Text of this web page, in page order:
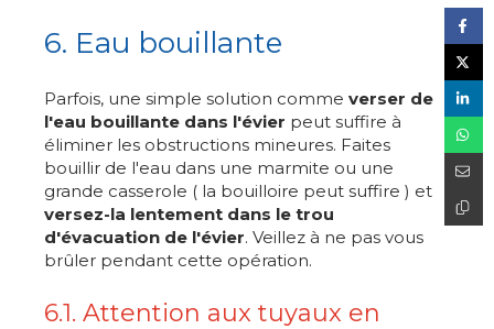
6. Eau bouillante
Parfois, une simple solution comme verser de
l'eau bouillante dans l'évier peut suffire à
éliminer les obstructions mineures. Faites
bouillir de l'eau dans une marmite ou une
grande casserole ( la bouilloire peut suffire ) et
versez-la lentement dans le trou
d'évacuation de l'évier. Veillez à ne pas vous
brûler pendant cette opération.
6.1. Attention aux tuyaux en